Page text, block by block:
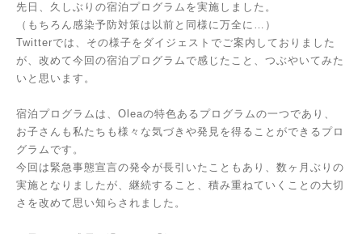
先日、久しぶりの宿泊プログラムを実施しました。
（もちろん感染予防対策は以前と同様に万全に…）
Twitterでは、その様子をダイジェストでご案内しておりました
が、改めて今回の宿泊プログラムで感じたこと、つぶやいてみた
いと思います。
宿泊プログラムは、Oleaの特色あるプログラムの一つであり、
お子さんも私たちも様々な気づきや発見を得ることができるプロ
グラムです。
今回は緊急事態宣言の発令が長引いたこともあり、数ヶ月ぶりの
実施となりましたが、継続すること、積み重ねていくことの大切
さを改めて思い知らされました。